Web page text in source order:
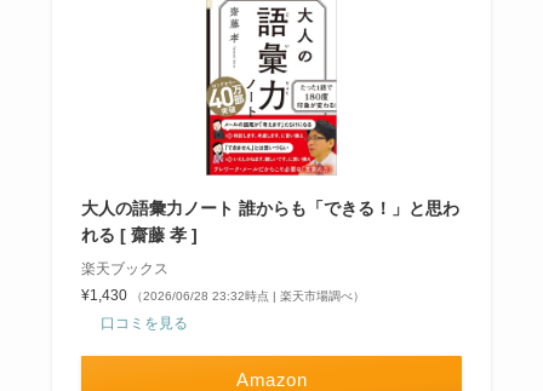
大人の語彙力ノート 誰からも「できる！」と思わ
れる [ 齋藤 孝 ]
楽天ブックス
¥1,430
（2026/06/28 23:32時点 | 楽天市場調べ）
口コミを見る
Amazon